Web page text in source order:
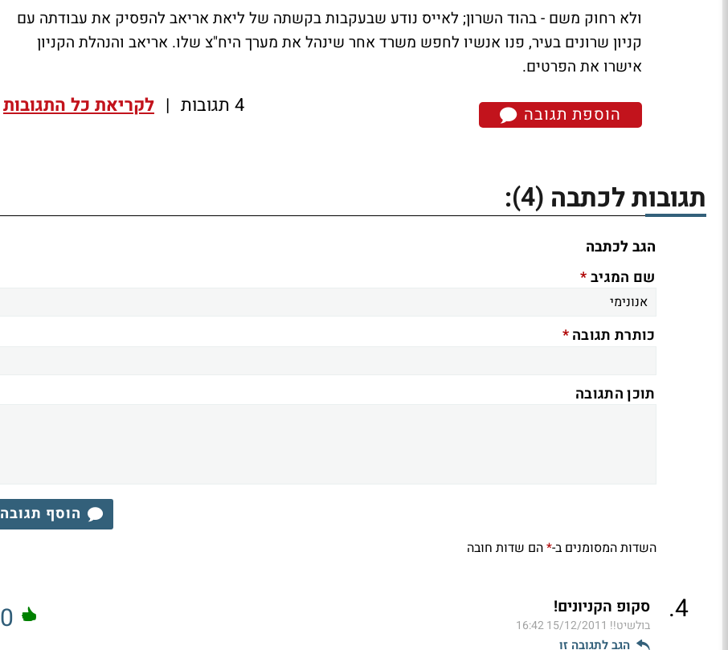
ולא רחוק משם - בהוד השרון; לאייס נודע שבעקבות בקשתה של ליאת אריאב להפסיק את עבודתה עם
קניון שרונים בעיר, פנו אנשיו לחפש משרד אחר שינהל את מערך היח"צ שלו. אריאב והנהלת הקניון
אישרו את הפרטים.
הוספת תגובה 4 תגובות | לקריאת כל התגובות
תגובות לכתבה (4)
:
הגב לכתבה
שם המגיב*
כותרת תגובה*
תוכן התגובה
הוסף תגובה
השדות המסומנים ב-*הם שדות חובה
4
. סקופ הקניונים!
בולשיט!! 15/12/2011 16:42
הגב לתגובה זו
0